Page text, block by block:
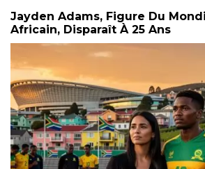
Jayden Adams, Figure Du
Africain, Disparaît À 25 Ans